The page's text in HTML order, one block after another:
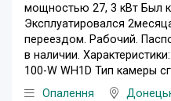
мощностью 27, 3 кВт Был
Эксплуатировался
переездом. Рабочий.
в наличии.
100-W WH1D Тип камеры
Опалення